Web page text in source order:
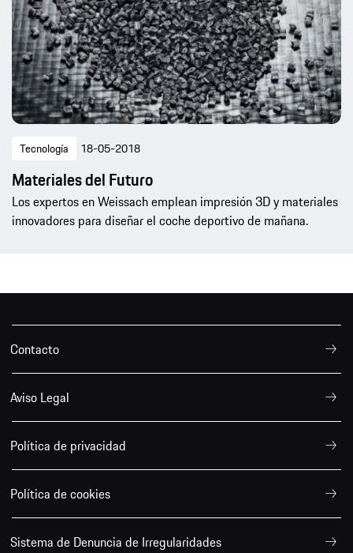
Tecnología 18-05-2018
Materiales del Futuro
Los expertos en Weissach emplean impresión 3D y materiales
innovadores para diseñar el coche deportivo de mañana.
Contacto
Aviso Legal
Política de privacidad
Política de cookies
Sistema de Denuncia de Irregularidades